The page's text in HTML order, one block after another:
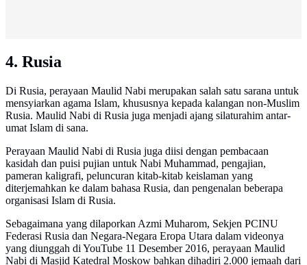
4. Rusia
Di Rusia, perayaan Maulid Nabi merupakan salah satu sarana untuk
mensyiarkan agama Islam, khususnya kepada kalangan non-Muslim
Rusia. Maulid Nabi di Rusia juga menjadi ajang silaturahim antar-
umat Islam di sana.
Perayaan Maulid Nabi di Rusia juga diisi dengan pembacaan
kasidah dan puisi pujian untuk Nabi Muhammad, pengajian,
pameran kaligrafi, peluncuran kitab-kitab keislaman yang
diterjemahkan ke dalam bahasa Rusia, dan pengenalan beberapa
organisasi Islam di Rusia.
Sebagaimana yang dilaporkan Azmi Muharom, Sekjen PCINU
Federasi Rusia dan Negara-Negara Eropa Utara dalam videonya
yang diunggah di YouTube 11 Desember 2016, perayaan Maulid
Nabi di Masjid Katedral Moskow bahkan dihadiri 2.000 jemaah dari